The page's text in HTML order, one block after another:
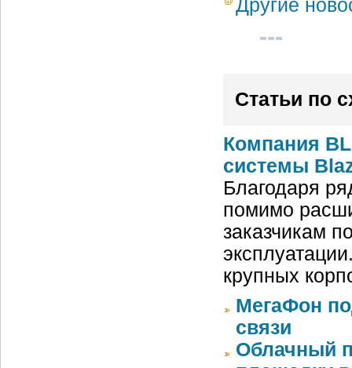
Другие
Статьи по
Компания
системы
Благодаря
помимо
заказчикам
крупных
МегаФон
связи
Облачный